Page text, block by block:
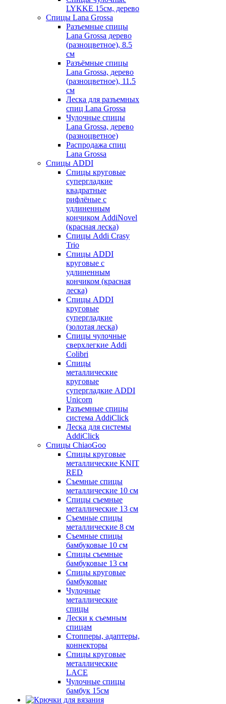
LYKKE 15см, дерево
Спицы Lana Grossa
Разъемные спицы
Lana Grossa дерево
(разноцветное), 8.5
см
Разъёмные спицы
Lana Grossa, дерево
(разноцветное), 11.5
см
Леска для разъемных
спиц Lana Grossa
Чулочные спицы
Lana Grossa, дерево
(разноцветное)
Распродажа спиц
Lana Grossa
Спицы ADDI
Спицы круговые
супергладкие
квадратные
рифлёные с
удлиненным
кончиком AddiNovel
(красная леска)
Спицы Addi Crasy
Trio
Спицы ADDI
круговые с
удлиненным
кончиком (красная
леска)
Спицы ADDI
круговые
супергладкие
(золотая леска)
Спицы чулочные
сверхлегкие Addi
Colibri
Спицы
металлические
круговые
супергладкие ADDI
Unicorn
Разъемные спицы
система AddiClick
Леска для системы
AddiClick
Спицы ChiaoGoo
Спицы круговые
металлические KNIT
RED
Съемные спицы
металлические 10 см
Спицы съемные
металлические 13 см
Съемные спицы
металлические 8 см
Съемные спицы
бамбуковые 10 см
Спицы съемные
бамбуковые 13 см
Спицы круговые
бамбуковые
Чулочные
металлические
спицы
Лески к съемным
спицам
Стопперы, адаптеры,
коннекторы
Спицы круговые
металлические
LACE
Чулочные спицы
бамбук 15см